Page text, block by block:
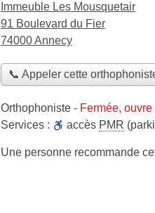
Immeuble Les Mousquetair
91 Boulevard du Fier
74000 Annecy
📞 Appeler cette
Orthophoniste - Fermée,
Services :
accès PMR
Une personne recommande